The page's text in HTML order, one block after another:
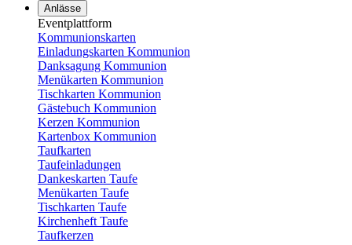
Anlässe
Eventplattform
Kommunionskarten
Einladungskarten Kommunion
Danksagung Kommunion
Menükarten Kommunion
Tischkarten Kommunion
Gästebuch Kommunion
Kerzen Kommunion
Kartenbox Kommunion
Taufkarten
Taufeinladungen
Dankeskarten Taufe
Menükarten Taufe
Tischkarten Taufe
Kirchenheft Taufe
Taufkerzen